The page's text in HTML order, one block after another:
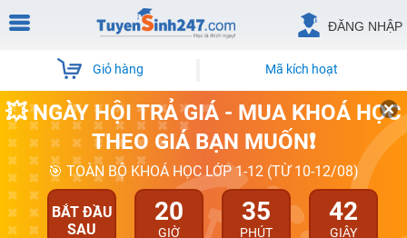
ĐĂNG NHẬP
Giỏ hàng Mã kích hoạt
💥 NGÀY HỘI TRẢ GIÁ - MUA KHOÁ HỌC
THEO GIÁ BẠN MUỐN❗
🎯 TOÀN BỘ KHOÁ HỌC LỚP 1-12 (TỪ 10-12/08)
BẮT ĐẦU
SAU
20
GIỜ
35
PHÚT
42
GIÂY